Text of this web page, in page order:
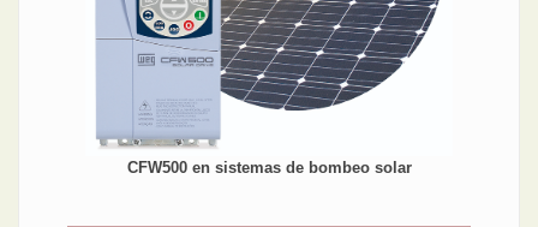
CFW500 en sistemas de bombeo solar